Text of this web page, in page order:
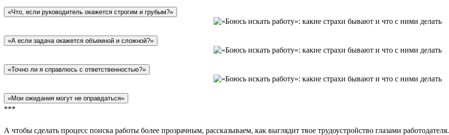
«Что, если руководитель окажется строгим и грубым?»
«А если задача окажется объемной и сложной?»
«Точно ли я справлюсь с ответственностью?»
«Мои ожидания могут не оправдаться»
***
А чтобы сделать процесс поиска работы более прозрачным, рассказываем, как выглядит твое трудоустройство глазами работодателя.